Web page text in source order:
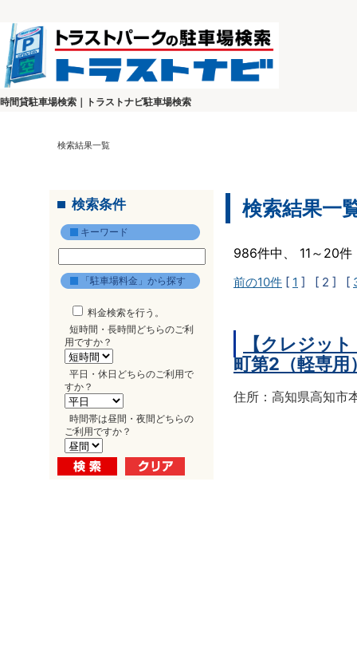
時間貸駐車場検索｜トラストナビ駐車場検索
検索結果一覧
検索条件
キーワード
「駐車場料金」から探す
料金検索を行う。
短時間・長時間どちらのご利
用ですか？
平日・休日どちらのご利用で
すか？
時間帯は昼間・夜間どちらの
ご利用ですか？
検索結果一
986件中、 11～20
前の10件 [ 1 ] [ 2 ] [
【クレジッ
町第2（軽専用
住所：高知県高知市